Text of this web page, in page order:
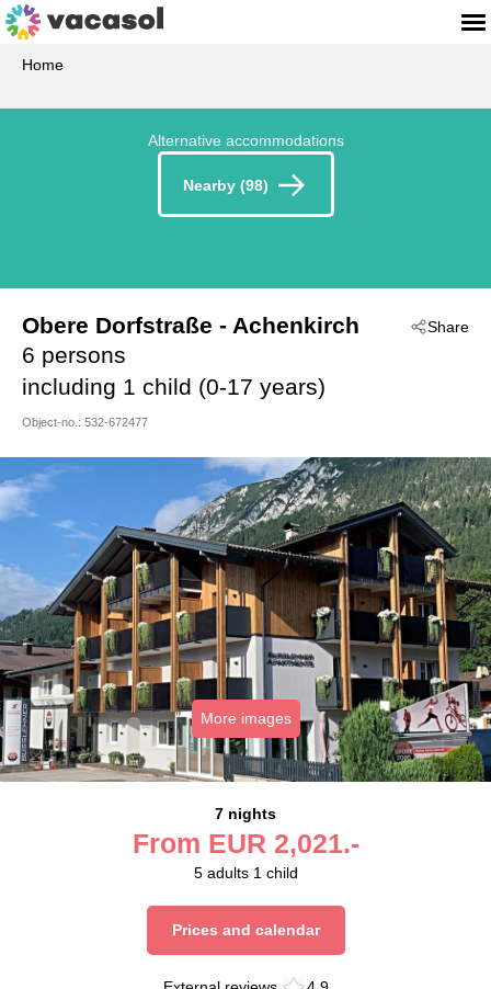
Home
Alternative accommodations
Nearby (98)
Share
Obere Dorfstraße - Achenkirch
6 persons
including 1 child (0-17 years)
Object-no.: 532-672477
More images
7 nights
From EUR 2,021.-
5 adults 1 child
Prices and calendar